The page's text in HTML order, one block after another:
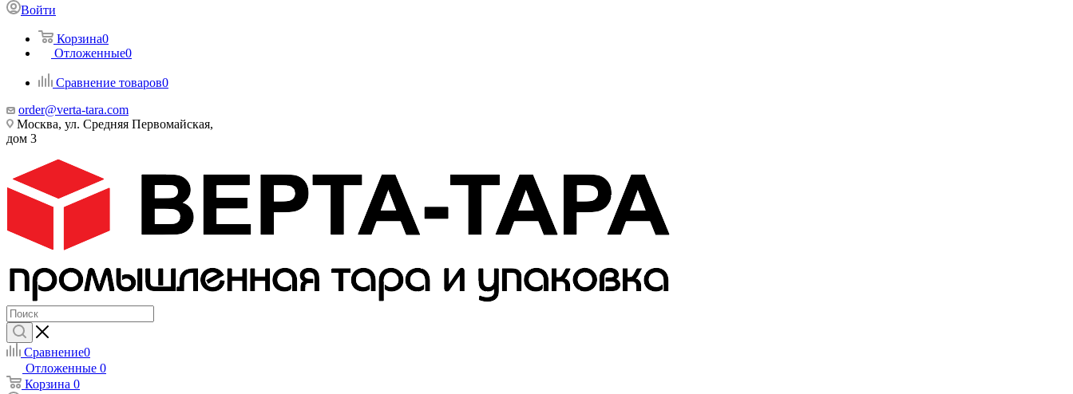
Войти
Корзина0
Отложенные0
Сравнение товаров0
order@verta-tara.com
Москва, ул. Средняя Первомайская,
дом 3
Сравнение0
Отложенные 0
Корзина 0